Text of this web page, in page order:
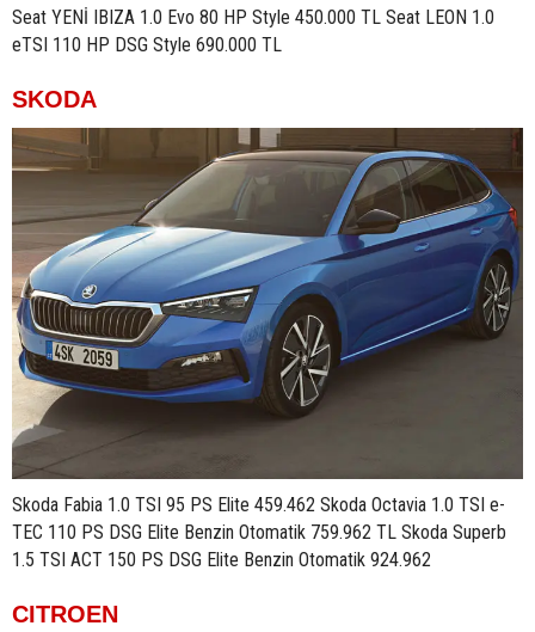
Seat YENİ IBIZA 1.0 Evo 80 HP Style 450.000 TL Seat LEON 1.0
eTSI 110 HP DSG Style 690.000 TL
SKODA
Skoda Fabia 1.0 TSI 95 PS Elite 459.462 Skoda Octavia 1.0 TSI e-
TEC 110 PS DSG Elite Benzin Otomatik 759.962 TL Skoda Superb
1.5 TSI ACT 150 PS DSG Elite Benzin Otomatik 924.962
CITROEN